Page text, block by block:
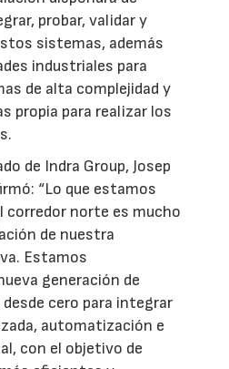
probar, validar y
sistemas, además
industriales para
de alta complejidad y
propia para realizar los
de Indra Group, Josep
“Lo que estamos
corredor norte es mucho
de nuestra
Estamos
generación de
cero para integrar
automatización e
con el objetivo de